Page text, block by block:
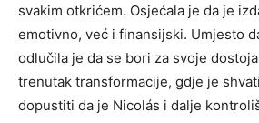
svakim otkrićem. Osjećala je da je
emotivno, već i finansijski. Umjesto
odlučila je da se bori za svoje
trenutak transformacije, gdje je
dopustiti da je Nicolás i dalje